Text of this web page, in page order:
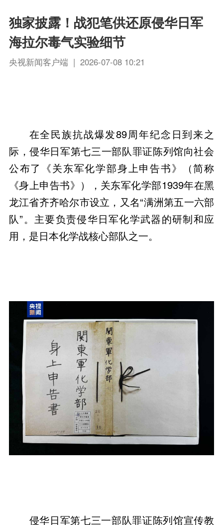
独家披露！战犯笔供还原侵华日军
海拉尔毒气实验细节
央视新闻客户端 | 2026-07-08 10:21
在全民族抗战爆发89周年纪念日到来之
际，侵华日军第七三一部队罪证陈列馆向社会
公布了《关东军化学部身上申告书》（简称
《身上申告书》），关东军化学部1939年在黑
龙江省齐齐哈尔市设立，又名“满洲第五一六部
队”。主要负责侵华日军化学武器的研制和应
用，是日本化学战核心部队之一。
侵华日军第七三一部队罪证陈列馆宣传教